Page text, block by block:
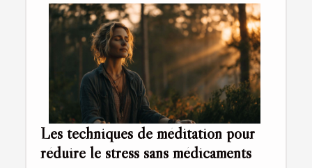
Les techniques de méditation pour
réduire le stress sans médicaments